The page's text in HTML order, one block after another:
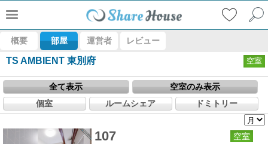
概要 部屋 運営者 レビュー
TS AMBIENT 東別府 空室
全て表示
空室のみ表示
個室
ルームシェア ドミトリー
107 空室